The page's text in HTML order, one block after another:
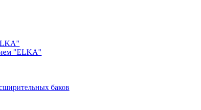
"ELKA"
баков